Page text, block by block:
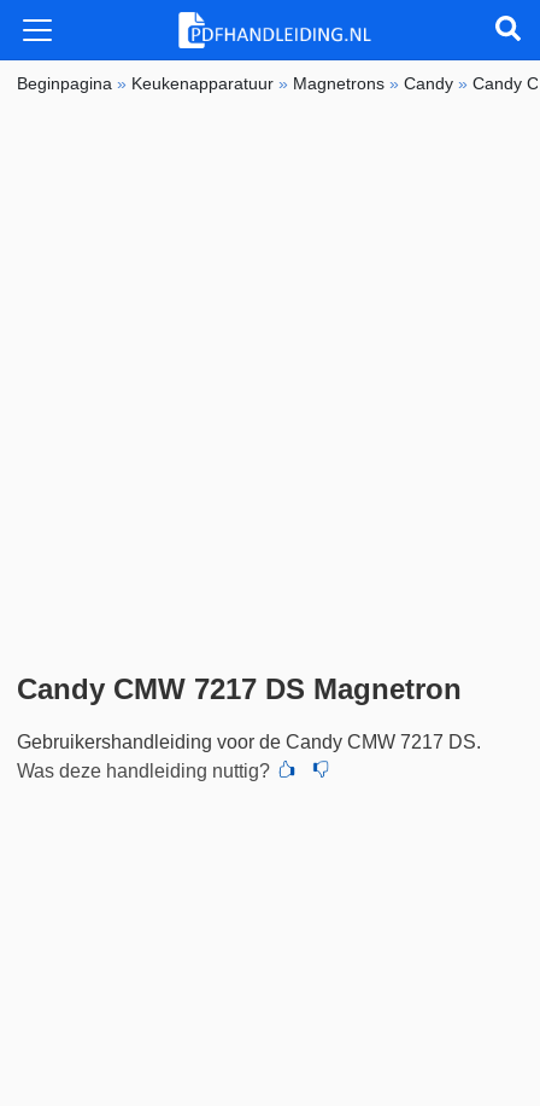
Beginpagina » Keukenapparatuur » Magnetrons »Candy »Candy
Candy CMW 7217 DS Magnetron
Gebruikershandleiding voor de Candy CMW 7217 DS.
Was deze handleiding nuttig?